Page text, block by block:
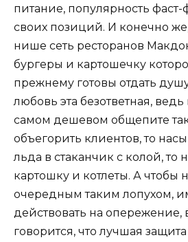
питание, популярность фаст-
своих позиций. И конечно
нише сеть ресторанов
бургеры и картошечку
прежнему готовы отдать
любовь эта безответная, ведь
самом дешевом общепите
объегорить клиентов, то
льда в стаканчик с колой, то
картошку и котлеты. А чтобы
очередным таким лопухом,
действовать на опережение,
говорится, что лучшая